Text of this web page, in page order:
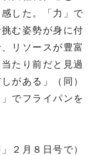
した。「力」で
む姿勢が身に付
リソースが豊富
たり前だと見過
がある」（同）
でフライパンを
２月８日号で）